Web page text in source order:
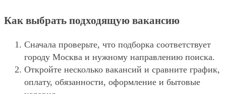
Как выбрать подходящую вакансию
Сначала проверьте, что подборка соответствует
городу Москва и нужному направлению поиска.
Откройте несколько вакансий и сравните график,
оплату, обязанности, оформление и бытовые